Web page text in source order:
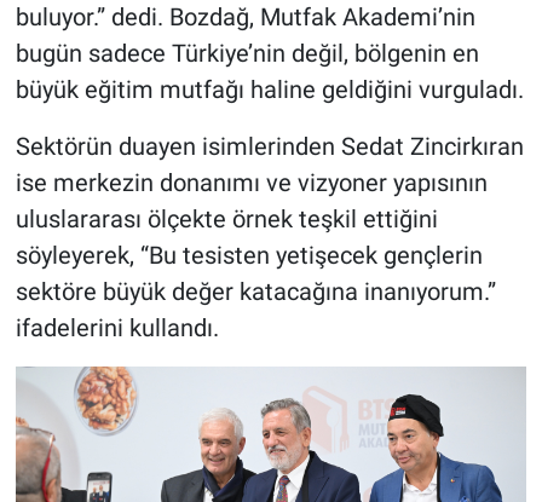
buluyor.” dedi. Bozdağ, Mutfak Akademi’nin
bugün sadece Türkiye’nin değil, bölgenin en
büyük eğitim mutfağı haline geldiğini vurguladı.
Sektörün duayen isimlerinden Sedat Zincirkıran
ise merkezin donanımı ve vizyoner yapısının
uluslararası ölçekte örnek teşkil ettiğini
söyleyerek, “Bu tesisten yetişecek gençlerin
sektöre büyük değer katacağına inanıyorum.”
ifadelerini kullandı.